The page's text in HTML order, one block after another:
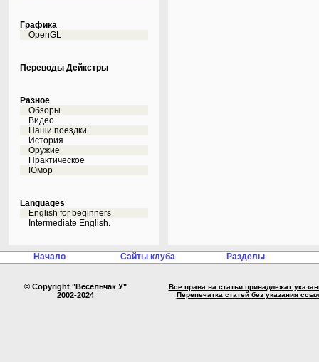
Графика
OpenGL
Переводы Дейкстры
Разное
Обзоры
Видео
Наши поездки
История
Оружие
Практическое
Юмор
Languages
English for beginners
Intermediate English.
Начало Сайты клуба Разделы
© Copyright "Весельчак У"
2002-2024
Все права на статьи принадлежат
Перепечатка статей без указания